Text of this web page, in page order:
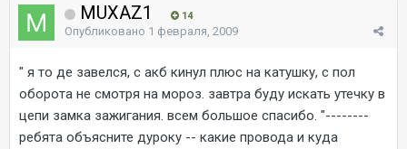
MUXAZ1 14
Опубликовано 1 февраля, 2009
" я то де завелся, с акб кинул плюс на катушку, с пол
оборота не смотря на мороз. завтра буду искать утечку в
цепи замка зажигания. всем большое спасибо. "--------
ребята объясните дуроку -- какие провода и куда